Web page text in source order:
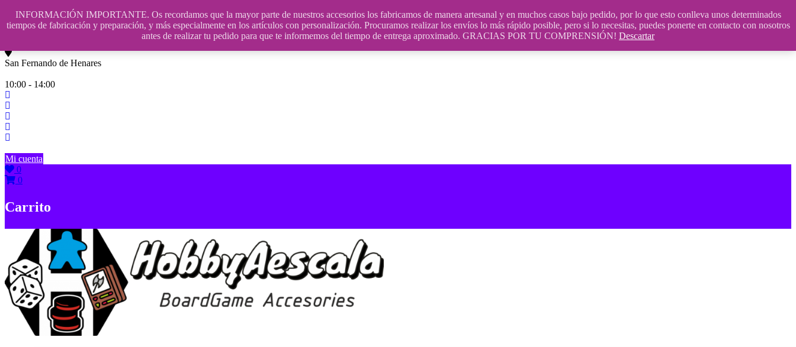
INFORMACIÓN IMPORTANTE. Os recordamos que la mayor parte de nuestros accesorios los fabricamos de manera artesanal y en muchos casos bajo pedido, por lo que esto conlleva unos determinados
tiempos de fabricación y preparación, y más especialmente en los artículos con personalización. Procuramos realizar los envíos lo más rápido posible, pero si lo necesitas, puedes ponerte en contacto con nosotros
antes de realizar tu pedido para que te informemos del tiempo de entrega aproximado. GRACIAS POR TU COMPRENSIÓN! Descartar
Saltar
contenido
609241475 SOLO DE 10:00 a 14:00
San Fernando de Henares
10:00 - 14:00
Mi cuenta
0
0
Carrito